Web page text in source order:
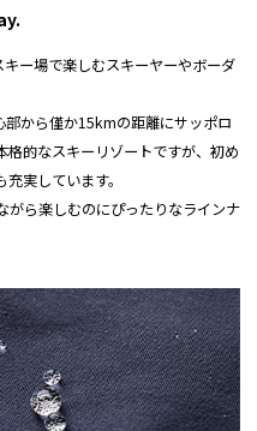
：ブーツの上から被せ、足元から
をシャットアウト。
が、多少の誤差が生じる場合はご容赦
。
らをご覧ください。
ー場で楽しむスキーヤーやボーダ
から僅か15kmの距離にサッポロ
格的なスキーリゾートですが、初め
実しています。
がら楽しむのにぴったりなラインナ